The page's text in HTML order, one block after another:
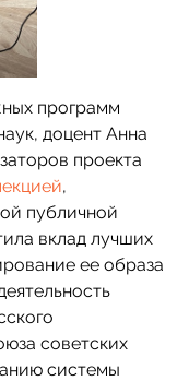
программ
доцент Анна
проекта
,
публичной
вклад лучших
ее образа
советских
системы